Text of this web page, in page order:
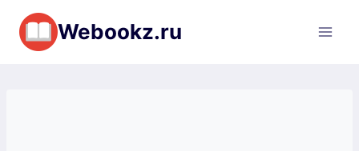
Перейти
содержимому
Webookz.ru